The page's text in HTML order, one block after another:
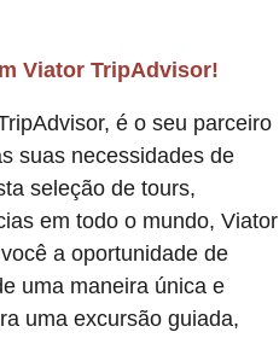
Viator TripAdvisor!
é o seu parceiro
suas necessidades de
seleção de tours,
em todo o mundo, Viator
a oportunidade de
uma maneira única e
uma excursão guiada,